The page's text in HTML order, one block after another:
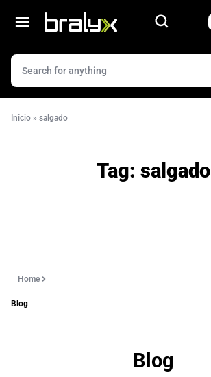
Início » salgado
Tag: salgado
Home
Blog
Blog